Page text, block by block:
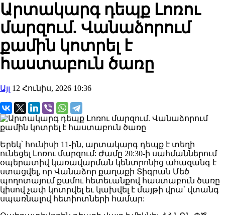
Արտակարգ դեպք Լոռու
մարզում. Վանաձորում
քամին կոտրել է
հաստաբուն ծառը
Այլ 12 Հունիս, 2026 10:36
Երեկ՝ հունիսի 11-ին, արտակարգ դեպք է տեղի
ունեցել Լոռու մարզում: Ժամը 20:30-ի սահմաններում
օպերատիվ կառավարման կենտրոնից ահազանգ է
ստացվել, որ Վանաձոր քաղաքի Տիգրան Մեծ
պողոտայում քամու հետեւանքով հաստաբուն ծառը
կիսով չափ կոտրվել եւ կախվել է մայթի վրա՝ վտանգ
սպառնալով հետիոտների համար: